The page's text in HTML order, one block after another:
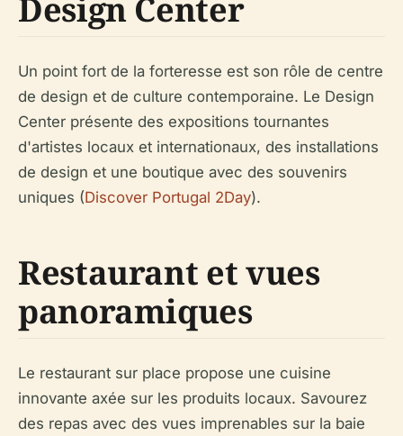
Design Center
Un point fort de la forteresse est son rôle de centre
de design et de culture contemporaine. Le Design
Center présente des expositions tournantes
d'artistes locaux et internationaux, des installations
de design et une boutique avec des souvenirs
uniques (Discover Portugal 2Day).
Restaurant et vues
panoramiques
Le restaurant sur place propose une cuisine
innovante axée sur les produits locaux. Savourez
des repas avec des vues imprenables sur la baie